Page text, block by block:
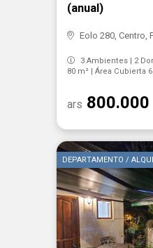
(anual)
Eolo 280, Centro,
3 Ambientes | 2
80 m² | Área Cubierta
ars 800.000
DEPARTAMENTO /